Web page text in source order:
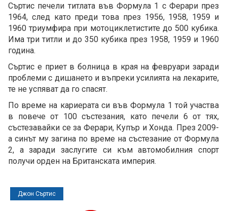
Съртис печели титлата във Формула 1 с Ферари през
1964, след като преди това през 1956, 1958, 1959 и
1960 триумфира при мотоциклетистите до 500 кубика.
Има три титли и до 350 кубика през 1958, 1959 и 1960
година.
Съртис е приет в болница в края на февруари заради
проблеми с дишането и въпреки усилията на лекарите,
те не успяват да го спасят.
По време на кариерата си във Формула 1 той участва
в повече от 100 състезания, като печели 6 от тях,
състезавайки се за Ферари, Купър и Хонда. През 2009-
а синът му загина по време на състезание от Формула
2, а заради заслугите си към автомобилния спорт
получи орден на Британската империя.
Джон Съртис